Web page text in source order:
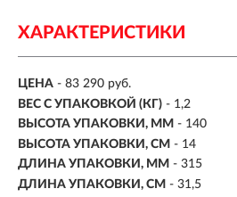
ХАРАКТЕРИСТИКИ
ЦЕНА - 83 290 руб.
ВЕС С УПАКОВКОЙ (КГ) - 1,2
ВЫСОТА УПАКОВКИ, ММ - 140
ВЫСОТА УПАКОВКИ, СМ - 14
ДЛИНА УПАКОВКИ, ММ - 315
ДЛИНА УПАКОВКИ, СМ - 31,5